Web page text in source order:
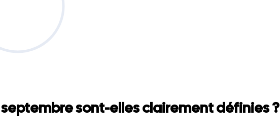
sont-elles clairement définies ?